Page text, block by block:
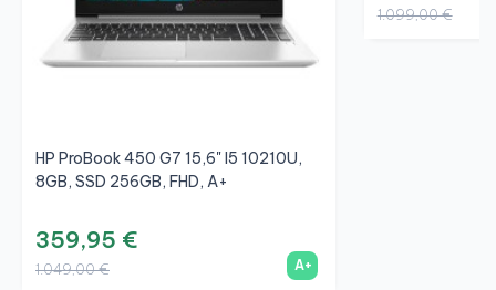
HP ProBook 450 G7 15,6" I5 10210U,
8GB, SSD 256GB, FHD, A+
359,95 €
1.049,00 € A+
1.099,00 €